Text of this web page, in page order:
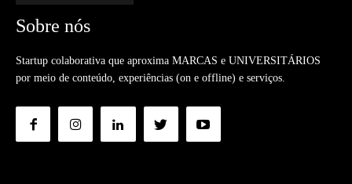
Sobre nós
Startup colaborativa que aproxima MARCAS e UNIVERSITÁRIOS
por meio de conteúdo, experiências (on e offline) e serviços.